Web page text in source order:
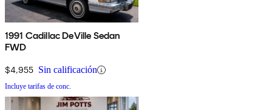
1991 Cadillac DeVille Sedan
FWD
$4,955 Sin calificación
Incluye tarifas de conc.